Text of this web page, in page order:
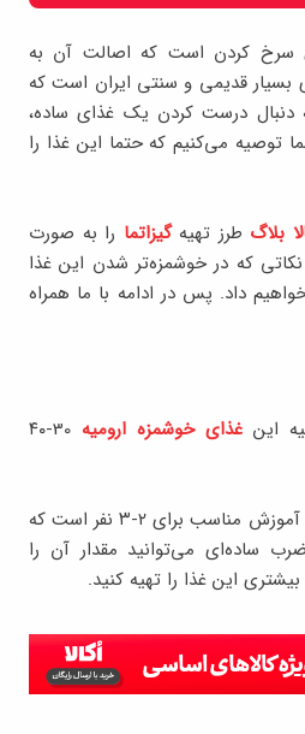
سرخ کردن است که اصالت آن به
بسیار قدیمی و سنتی ایران است که
دنبال درست کردن یک غذای ساده،
توصیه می‌کنیم که حتما این غذا را
بلاگ طرز تهیهگیزاتما را به صورت
نکاتی که در خوشمزه‌تر شدن این غذا
داد. پس در ادامه با ما همراه
این غذای خوشمزه ارومیه
30-۴۰
مقدار مواد اعلام شده در این آموزش مناسب برای ۲-۳ نفر است که
ساده‌ای می‌توانید مقدار آن را
این غذا را تهیه کنید.